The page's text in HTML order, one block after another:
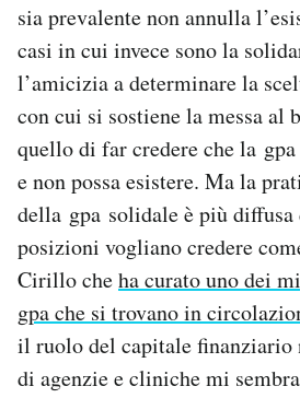
sia prevalente non annulla
casi in cui invece sono la
l’amicizia a determinare la
con cui si sostiene la messa al
quello di far credere che la
e non possa esistere. Ma la
della gpa solidale è più diffusa
posizioni vogliano credere
Cirillo cheha curato uno dei
gpa che si trovano in
il ruolo del capitale finanziario
di agenzie e cliniche mi